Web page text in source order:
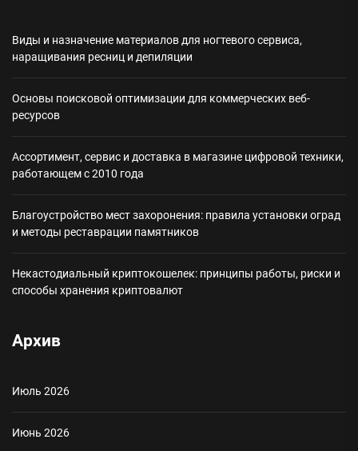
Виды и назначение материалов для ногтевого сервиса,
наращивания ресниц и депиляции
Основы поисковой оптимизации для коммерческих веб-
ресурсов
Ассортимент, сервис и доставка в магазине цифровой техники,
работающем с 2010 года
Благоустройство мест захоронения: правила установки оград
и методы реставрации памятников
Некастодиальный криптокошелек: принципы работы, риски и
способы хранения криптовалют
Архив
Июль 2026
Июнь 2026